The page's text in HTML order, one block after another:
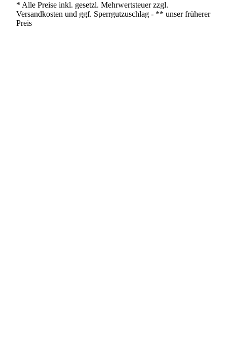
* Alle Preise inkl. gesetzl. Mehrwertsteuer zzgl.
Versandkosten und ggf. Sperrgutzuschlag - ** unser früherer
Preis